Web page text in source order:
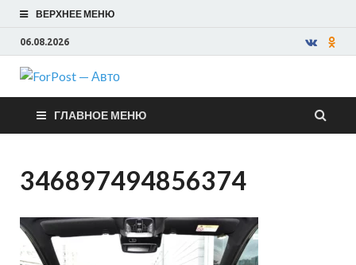
ВЕРХНЕЕ МЕНЮ
06.08.2026
ForPost —
Авто
ГЛАВНОЕ МЕНЮ
346897494856374